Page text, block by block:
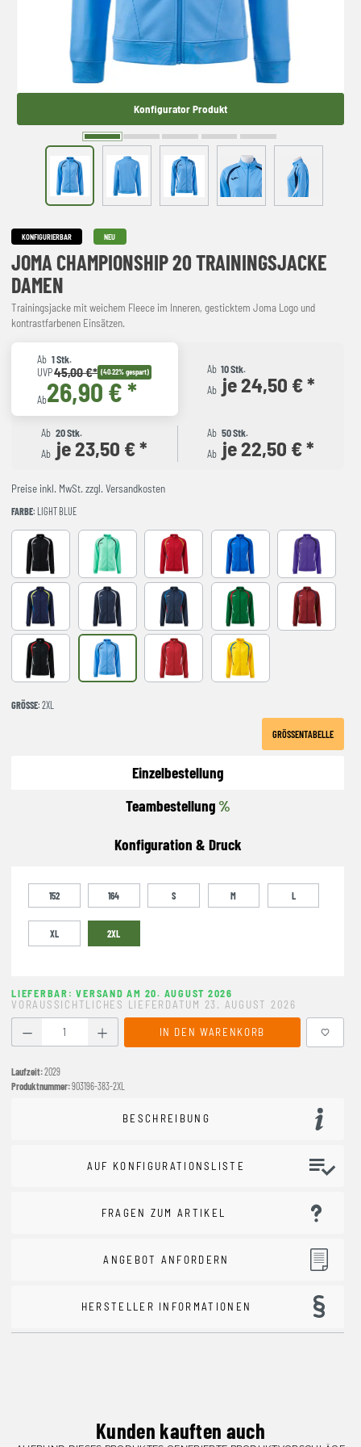
Konfigurator Produkt
KONFIGURIERBAR NEU
JOMA CHAMPIONSHIP 20 TRAININGSJACKE
DAMEN
Trainingsjacke mit weichem Fleece im Inneren, gesticktem Joma Logo und
kontrastfarbenen Einsätzen.
Ab 1 Stk.
UVP45,00 €* (40.22% gespart)
Ab26,90 € *
Ab 10 Stk.
Ab je 24,50 € *
Ab 20 Stk.
Ab je 23,50 € *
Ab 50 Stk.
Ab je 22,50 € *
Preise inkl. MwSt. zzgl. Versandkosten
FARBE: LIGHT BLUE
Black LIGHT GREEN RED-NAVY ROYAL-NAVY VIOLET
DARK NAVY AMARILLO FLUOR
NAVY-GREY NAVY-ROYAL VERDE-ROJO WINE-NAVY
BLACK-RED LIGHT BLUE RED-BLACK YELLOW-ROYAL
GRÖSSE : 2XL
GRÖSSENTABELLE
Einzelbestellung
Teambestellung %
Konfiguration & Druck
152 164 S M L
XL 2XL
LIEFERBAR: VERSAND AM 20. AUGUST 2026
VORAUSSICHTLICHES LIEFERDATUM 23. AUGUST 2026
Produkt Anzahl: Gib den gewünschten Wert ein oder
IN DEN WARENKORB
Laufzeit:2029
Produktnummer:903196-383-2XL
BESCHREIBUNG
AUF KONFIGURATIONSLISTE
FRAGEN ZUM ARTIKEL
ANGEBOT ANFORDERN
HERSTELLER INFORMATIONEN
Kunden kauften auch